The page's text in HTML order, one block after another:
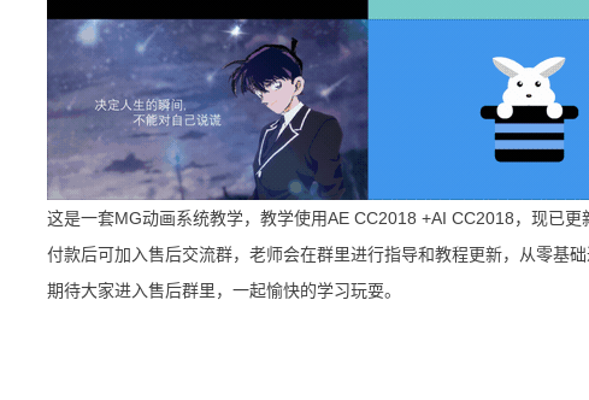
这是一套MG动画系统教学，教学使用AE CC2018 +AI CC2018，现已更
付款后可加入售后交流群，老师会在群里进行指导和教程更新，从零基础
期待大家进入售后群里，一起愉快的学习玩耍。